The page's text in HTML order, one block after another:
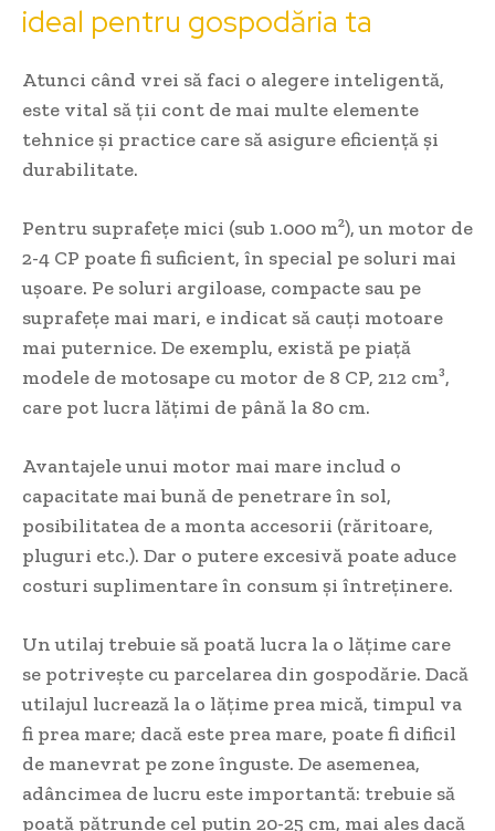
ideal pentru gospodăria ta
Atunci când vrei să faci o alegere inteligentă,
este vital să ții cont de mai multe elemente
tehnice și practice care să asigure eficiență și
durabilitate.
Pentru suprafețe mici (sub 1.000 m²), un motor de
2-4 CP poate fi suficient, în special pe soluri mai
ușoare. Pe soluri argiloase, compacte sau pe
suprafețe mai mari, e indicat să cauți motoare
mai puternice. De exemplu, există pe piață
modele de motosape cu motor de 8 CP, 212 cm³,
care pot lucra lățimi de până la 80 cm.
Avantajele unui motor mai mare includ o
capacitate mai bună de penetrare în sol,
posibilitatea de a monta accesorii (răritoare,
pluguri etc.). Dar o putere excesivă poate aduce
costuri suplimentare în consum și întreținere.
Un utilaj trebuie să poată lucra la o lățime care
se potrivește cu parcelarea din gospodărie. Dacă
utilajul lucrează la o lățime prea mică, timpul va
fi prea mare; dacă este prea mare, poate fi dificil
de manevrat pe zone înguste. De asemenea,
adâncimea de lucru este importantă: trebuie să
poată pătrunde cel puțin 20-25 cm, mai ales dacă